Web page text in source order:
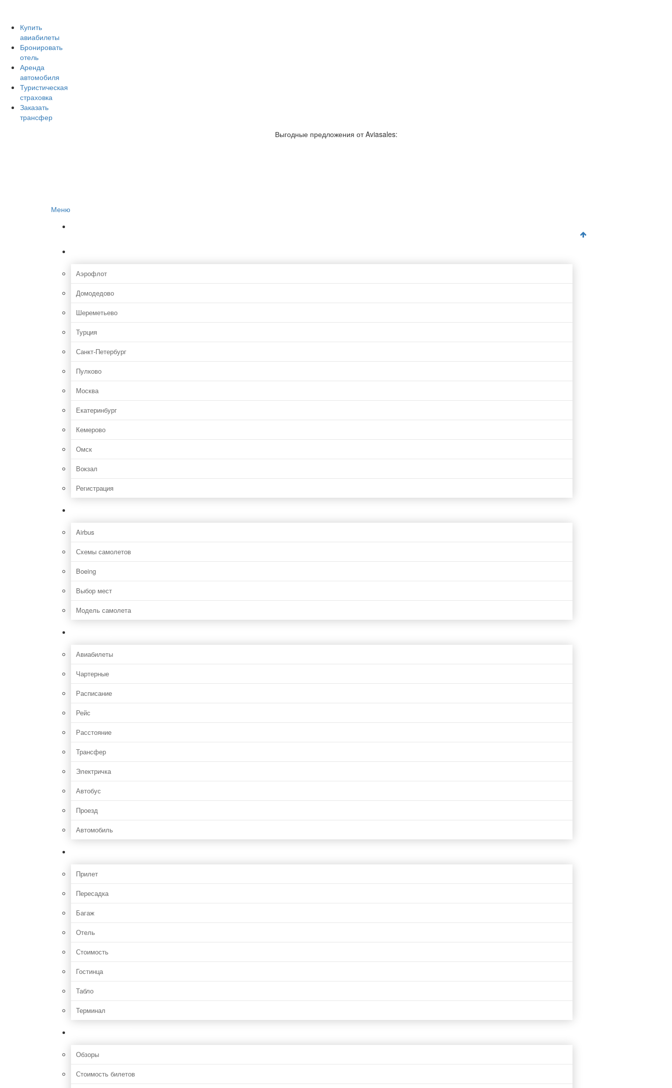
Купить
авиабилеты
Бронировать
отель
Аренда
автомобиля
Туристическая
страховка
Заказать
трансфер
Выгодные предложения от Aviasales:
Меню
Аэрофлот
Домодедово
Шереметьево
Турция
Санкт-Петербург
Пулково
Москва
Екатеринбург
Кемерово
Омск
Вокзал
Регистрация
Airbus
Схемы самолетов
Boeing
Выбор мест
Модель самолета
Авиабилеты
Чартерные
Расписание
Рейс
Расстояние
Трансфер
Электричка
Автобус
Проезд
Автомобиль
Прилет
Пересадка
Багаж
Отель
Стоимость
Гостинца
Табло
Терминал
Обзоры
Стоимость билетов